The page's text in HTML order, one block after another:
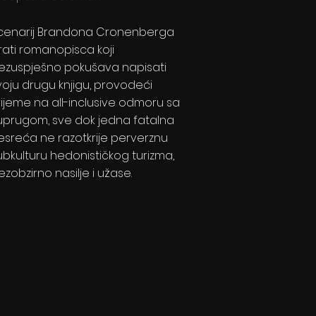
Brandona Cronenberga
romanopisca koji
pokušava napisati
drugu knjigu, provodeći
na all-inclusive odmoru sa
sve dok jedna fatalna
ne razotkrije perverznu
hedonističkog turizma,
nasilje i užase.